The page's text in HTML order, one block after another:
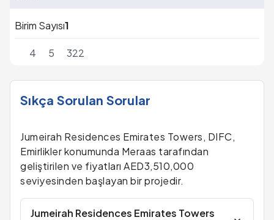
Birim Sayısı1
4 5 322
Sıkça Sorulan Sorular
Jumeirah Residences Emirates Towers, DIFC,
Emirlikler konumunda Meraas tarafından
geliştirilen ve fiyatları AED3,510,000
seviyesinden başlayan bir projedir.
Jumeirah Residences Emirates Towers